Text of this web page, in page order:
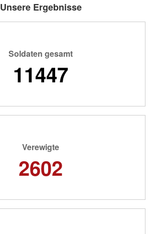
Unsere Ergebnisse
Soldaten gesamt
11447
Verewigte
2602